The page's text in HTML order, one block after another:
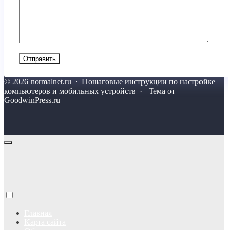
© 2026 normalnet.ru · Пошаговые инструкции по настройке
компьютеров и мобильных устройств · Тема от
GoodwinPress.ru